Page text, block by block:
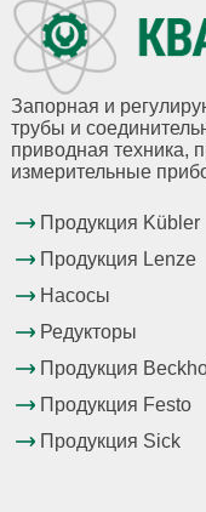
Запорная и
трубы и
приводная техника,
измерительные
Продукция Kübler
Продукция Lenze
Насосы
Редукторы
Продукция
Продукция Festo
Продукция Sick